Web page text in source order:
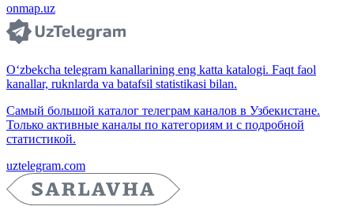
onmap.uz
O‘zbekcha telegram kanallarining eng katta katalogi. Faqt faol
kanallar, ruknlarda va batafsil statistikasi bilan.
Самый большой каталог телеграм каналов в Узбекистане.
Только активные каналы по категориям и с подробной
статистикой.
uztelegram.com